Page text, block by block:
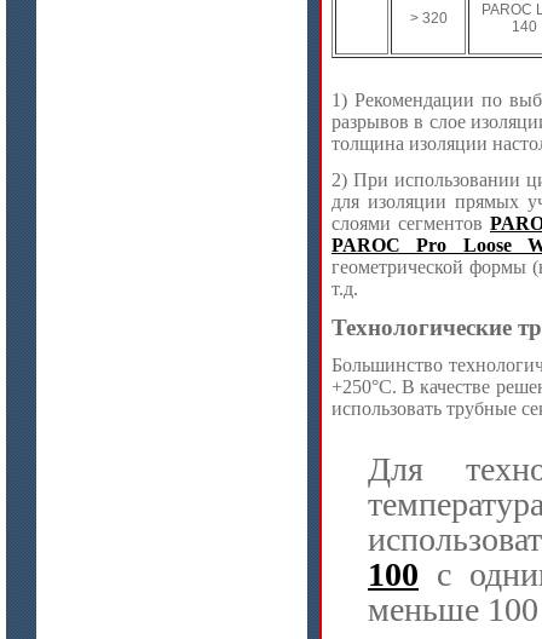
> 320
PAROC
140
1) Рекомендации по
разрывов в слое
толщина изоляции
2) При использовании
для изоляции прямых
слоями сегментов
PAROC Pro Loose
геометрической формы
т.д.
Технологические
Большинство
+250°C. В качестве
использовать трубные
Для
100 с
меньше